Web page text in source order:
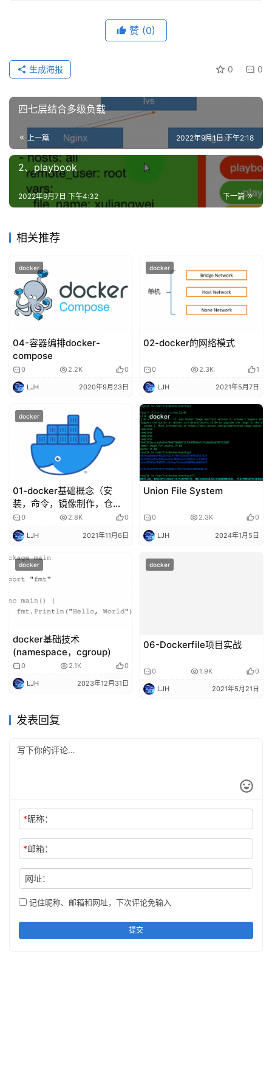
赞 (0)
0 0
生成海报
四七层结合多级负载
上一篇 2022年9月1日 下午2:18
2、playbook
下一篇
2022年9月7日 下午4:32
相关推荐
docker
04-容器编排docker-
compose
0 2.2K 0
LJH 2020年9月23日
docker
02-docker的网络模式
0 2.3K 1
LJH 2021年5月7日
docker
01-docker基础概念（安
装，命令，镜像制作，仓
库，资源限制）
0 2.8K 0
LJH 2021年11月6日
docker
Union File System
0 2.3K 0
LJH 2024年1月5日
docker
docker基础技术
(namespace，cgroup)
0 2.1K 0
LJH 2023年12月31日
docker
06-Dockerfile项目实战
0 1.9K 0
LJH 2021年5月21日
发表回复
*昵称：
*邮箱：
网址：
记住昵称、邮箱和网址，下次评论免输入
提交